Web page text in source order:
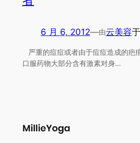
6 月 6, 2012—由云美容于
严重的痘痘或者由于痘痘造成的疤
口服药物大部分含有激素对身…